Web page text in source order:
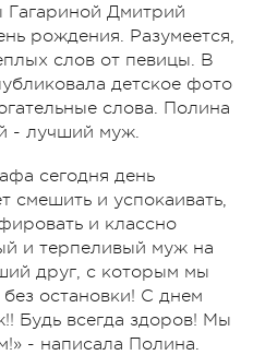
Гагариной Дмитрий
рождения. Разумеется,
слов от певицы. В
детское фото
слова. Полина
- лучший муж.
сегодня день
смешить и успокаивать,
и классно
и терпеливый муж на
друг, с которым мы
остановки! С днем
Будь всегда здоров! Мы
- написала Полина.